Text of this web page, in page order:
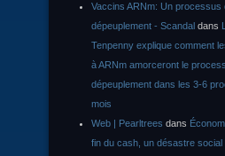
Vaccins ARNm: Un processus
dépeuplement - Scandal dans
Tenpenny explique comment
à ARNm amorceront le
dépeuplement dans les 3-6
mois
Web | Pearltrees dans
fin du cash, un désastre social